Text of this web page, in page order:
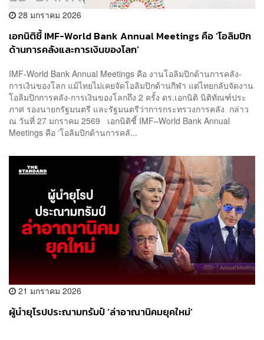
28 มกราคม 2026
เอกนิติชี้ IMF-World Bank Annual Meetings คือ ‘โอลิมปิก
ด้านการคลังและการเงินของโลก’
IMF-World Bank Annual Meetings คือ งานโอลิมปิกด้านการคลัง-
การเงินของโลก แม้ไทยไม่เคยจัดโอลิมปิกด้านกีฬา แต่ไทยกลับจัดงาน
โอลิมปิกการคลัง-การเงินของโลกถึง 2 ครั้ง ดร.เอกนิติ นิติทัณฑ์ประ
ภาศ รองนายกรัฐมนตรี และรัฐมนตรีว่าการกระทรวงการคลัง กล่าว
ณ วันที่ 27 มกราคม 2569 เอกนิติชี้ IMF–World Bank Annual
Meetings คือ ‘โอลิมปิกด้านการคลั...
21 มกราคม 2026
ผู้นำยุโรปประณามทรัมป์ ‘ล่าอาณานิคมยุคใหม่’